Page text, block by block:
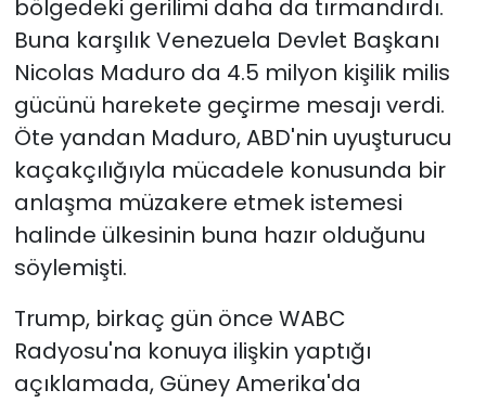
bölgedeki gerilimi daha da tırmandırdı.
Buna karşılık Venezuela Devlet Başkanı
Nicolas Maduro da 4.5 milyon kişilik milis
gücünü harekete geçirme mesajı verdi.
Öte yandan Maduro, ABD'nin uyuşturucu
kaçakçılığıyla mücadele konusunda bir
anlaşma müzakere etmek istemesi
halinde ülkesinin buna hazır olduğunu
söylemişti.
Trump, birkaç gün önce WABC
Radyosu'na konuya ilişkin yaptığı
açıklamada, Güney Amerika'da